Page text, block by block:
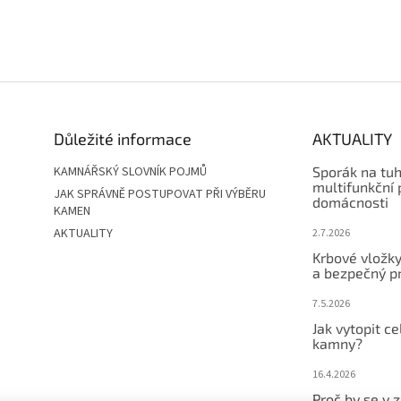
Důležité informace
KAMNÁŘSKÝ SLOVNÍK POJMŮ
JAK SPRÁVNĚ POSTUPOVAT PŘI VÝBĚRU
KAMEN
AKTUALITY
AKTUALITY
Sporák na
multifunkční
domácnosti
2.7.2026
Krbové
a bezpečný
7.5.2026
Jak vytopit
kamny?
16.4.2026